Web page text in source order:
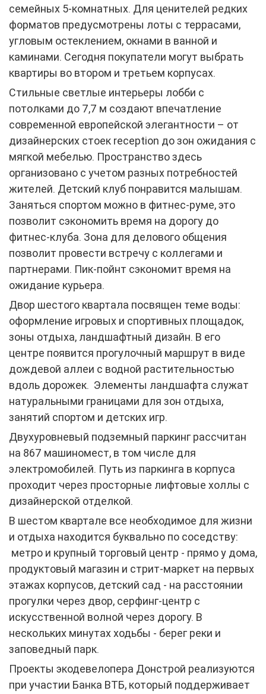
семейных 5-комнатных. Для ценителей редких
форматов предусмотрены лоты с террасами,
угловым остеклением, окнами в ванной и
каминами. Сегодня покупатели могут выбрать
квартиры во втором и третьем корпусах.
Стильные светлые интерьеры лобби с
потолками до 7,7 м создают впечатление
современной европейской элегантности – от
дизайнерских стоек reception до зон ожидания с
мягкой мебелью. Пространство здесь
организовано с учетом разных потребностей
жителей. Детский клуб понравится малышам.
Заняться спортом можно в фитнес-руме, это
позволит сэкономить время на дорогу до
фитнес-клуба. Зона для делового общения
позволит провести встречу с коллегами и
партнерами. Пик-пойнт сэкономит время на
ожидание курьера.
Двор шестого квартала посвящен теме воды:
оформление игровых и спортивных площадок,
зоны отдыха, ландшафтный дизайн. В его
центре появится прогулочный маршрут в виде
дождевой аллеи с водной растительностью
вдоль дорожек. Элементы ландшафта служат
натуральными границами для зон отдыха,
занятий спортом и детских игр.
Двухуровневый подземный паркинг рассчитан
на 867 машиномест, в том числе для
электромобилей. Путь из паркинга в корпуса
проходит через просторные лифтовые холлы с
дизайнерской отделкой.
В шестом квартале все необходимое для жизни
и отдыха находится буквально по соседству:
метро и крупный торговый центр - прямо у дома,
продуктовый магазин и стрит-маркет на первых
этажах корпусов, детский сад - на расстоянии
прогулки через двор, серфинг-центр с
искусственной волной через дорогу. В
нескольких минутах ходьбы - берег реки и
заповедный парк.
Проекты экодевелопера Донстрой реализуются
при участии Банка ВТБ, который поддерживает